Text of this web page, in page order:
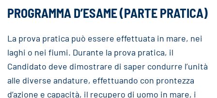
PROGRAMMA D’ESAME (PARTE PRATICA)
La prova pratica può essere effettuata in mare, nei
laghi o nei fiumi. Durante la prova pratica, il
Candidato deve dimostrare di saper condurre l’unità
alle diverse andature, effettuando con prontezza
d’azione e capacità, il recupero di uomo in mare, i